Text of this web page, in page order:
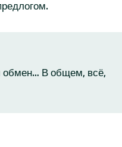
обмен… В общем, всё,